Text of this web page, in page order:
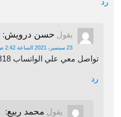
رد
يقول حسن درويش:
23 سبتمبر، 2021 الساعة 2:42 ص
تواصل معي علي الواتساب 00249905364318
رد
يقول محمد ربيع: